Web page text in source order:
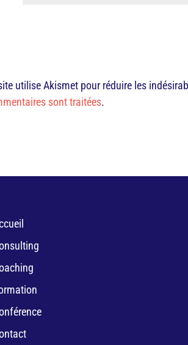
utilise Akismet pour réduire les
sont traitées.